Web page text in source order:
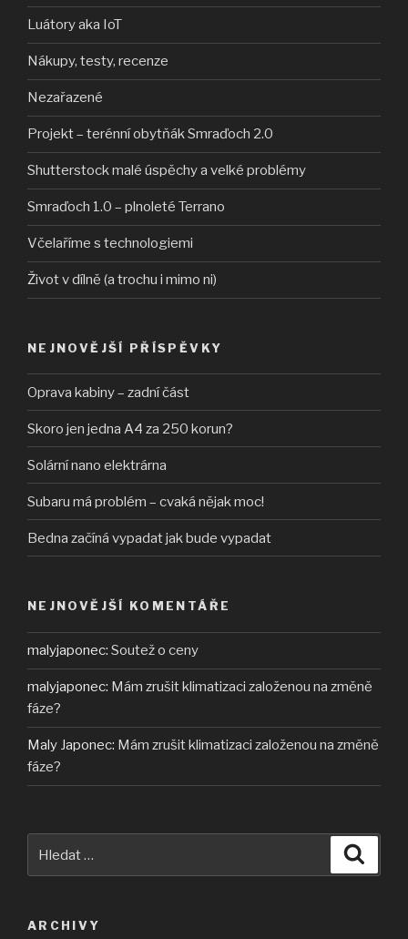
Luátory aka IoT
Nákupy, testy, recenze
Nezařazené
Projekt – terénní obytňák Smraďoch 2.0
Shutterstock malé úspěchy a velké problémy
Smraďoch 1.0 – plnoleté Terrano
Včelaříme s technologiemi
Život v dílně (a trochu i mimo ni)
NEJNOVĚJŠÍ PŘÍSPĚVKY
Oprava kabiny – zadní část
Skoro jen jedna A4 za 250 korun?
Solární nano elektrárna
Subaru má problém – cvaká nějak moc!
Bedna začíná vypadat jak bude vypadat
NEJNOVĚJŠÍ KOMENTÁŘE
malyjaponec: Soutež o ceny
malyjaponec: Mám zrušit klimatizaci založenou na změně
fáze?
Maly Japonec: Mám zrušit klimatizaci založenou na změně
fáze?
ARCHIVY